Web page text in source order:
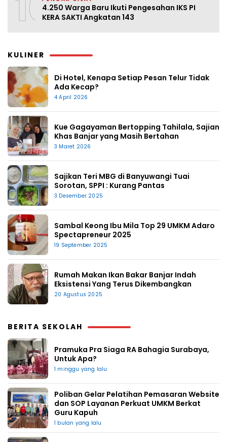
4.250 Warga Baru Ikuti Pengesahan IKS PI
KERA SAKTI Angkatan 143
KULINER
Di Hotel, Kenapa Setiap Pesan Telur Tidak
Ada Kecap?
4 April 2026
Kue Gagayaman Bertopping Tahilala, Sajian
Khas Banjar yang Masih Bertahan
3 Maret 2026
Sajikan Teri MBG di Banyuwangi Tuai
Sorotan, SPPI : Kurang Pantas
3 Desember 2025
Sambal Keong Ibu Mila Top 29 UMKM Adaro
Spectapreneur 2025
19 September 2025
Rumah Makan Ikan Bakar Banjar Indah
Eksistensi Yang Terus Dikembangkan
20 Agustus 2025
BERITA SEKOLAH
Pramuka Pra Siaga RA Bahagia Surabaya,
Untuk Apa?
1 minggu yang lalu
Poliban Gelar Pelatihan Pemasaran Website
dan SOP Layanan Perkuat UMKM Berkat
Guru Kapuh
1 bulan yang lalu